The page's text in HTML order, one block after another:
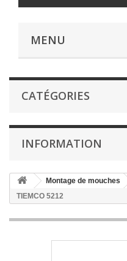
MENU
CATÉGORIES
INFORMATION
Montage de mouches
TIEMCO 5212